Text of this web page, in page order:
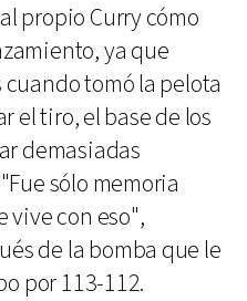
propio Curry cómo
ya que
tomó la pelota
el tiro, el base de los
demasiadas
sólo memoria
vive con eso",
de la bomba que le
por 113-112.